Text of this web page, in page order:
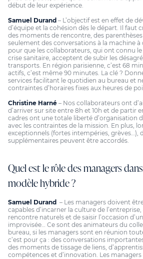
début de leur expérience.
Samuel Durand – L’objectif est en effet de
d’équipe et la cohésion dès le départ. Il faut
des moments de rencontre, des
seulement des conversations à la machine à
pour que les collaborateurs, qui ont connu
crise sanitaire, acceptent de subir les
transports. En région parisienne, c’est 68
actifs, c’est même 90 minutes. La clé ?
services facilitant le quotidien au bureau et
contraintes d’horaires fixes aux heures de
Christine Harné – Nos collaborateurs ont
d’arriver sur site entre 8h et 10h et de partir
cadres ont une totale liberté d’organisation
avec les contraintes de la mission. En plus,
exceptionnels (fortes intempéries, grèves…),
supplémentaires peuvent être accordés.
Quel est le rôle des managers
modèle hybride ?
Samuel Durand – Les managers doivent
capables d’incarner la culture de
rencontre naturels et de saisir l’occasion
improvisée… Ce sont des animateurs du
bureau, si les managers sont en réunion
c’est pour ça : des conversations
des moments de tissage de liens,
compétences et d’innovation. Les